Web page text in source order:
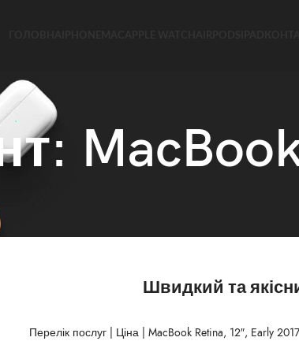
Швидкий та
Перелік послуг | Ціна | MacBook Retina, 12″, Early 2017